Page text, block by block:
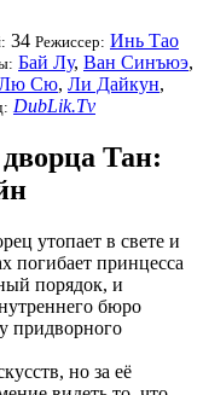
34 Режиссер: Инь Тао
Бай Лу, Ван Синъюэ,
Сю, Ли Дайкун,
DubLik.Tv
Тан:
утопает в свете и
погибает принцесса
порядок, и
бюро
придворного
но за её